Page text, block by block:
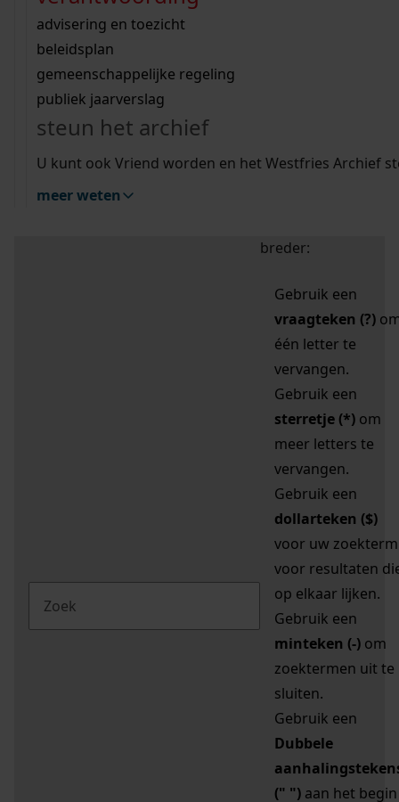
bouwvergunningen
omgevingsvergunningen
vergunningen
beeld en geluid
uitleg nodig?
Wij helpen u op weg met een aantal zoektips.
bekijk alle zoektips
Wij helpen u op weg met een aantal zoektips.
bekijk alle zoektips
bekijk ons geschiedenislokaal
advisering en toezicht
beleidsplan
gemeenschappelijke regeling
publiek jaarverslag
steun het archief
U kunt ook Vriend worden en het Westfries Archief
meer weten
zoektips
Mijn Studiezaal (inloggen)
uw zoekopdracht te
breder:
Gebruik een
vraagteken (?)
één letter te
vervangen.
Gebruik een
sterretje (*) om
meer letters te
vervangen.
Gebruik een
dollarteken ($)
voor uw zoekterm
voor resultaten
op elkaar lijken.
Gebruik een
minteken (-) om
zoektermen uit te
sluiten.
Gebruik een
Dubbele
(" ") aan het begin